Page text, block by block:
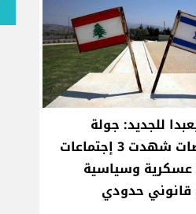
للجديد: جولة
المفاوضات شهدت 3 إجتماعات
عسكرية وسياسية
قانوني حدودي